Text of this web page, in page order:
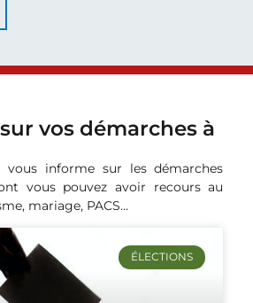
vos démarches à
vous informe sur les démarches
vous pouvez avoir recours au
mariage, PACS…
ÉLECTIONS